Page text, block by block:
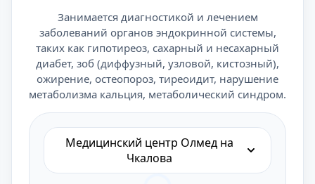
Занимается диагностикой и лечением
заболеваний органов эндокринной системы,
таких как гипотиреоз, сахарный и несахарный
диабет, зоб (диффузный, узловой, кистозный),
ожирение, остеопороз, тиреоидит, нарушение
метаболизма кальция, метаболический синдром.
Медицинский центр Олмед на
Чкалова